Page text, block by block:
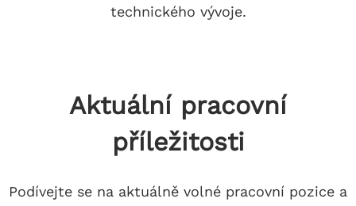
technického vývoje.
Aktuální pracovní
příležitosti
Podívejte se na aktuálně volné pracovní pozice a